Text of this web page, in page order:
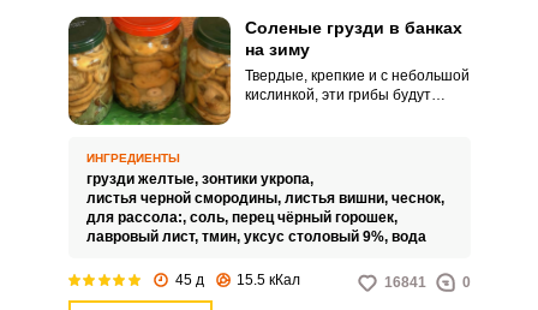
Соленые грузди в банках
на зиму
Твердые, крепкие и с небольшой
кислинкой, эти грибы будут
горячим способом и в банках.
ИНГРЕДИЕНТЫ
грузди желтые, зонтики укропа,
листья черной смородины, листья вишни, чеснок,
для рассола:, соль, перец чёрный горошек,
лавровый лист, тмин, уксус столовый 9%, вода
45 д 15.5 кКал 16841 0